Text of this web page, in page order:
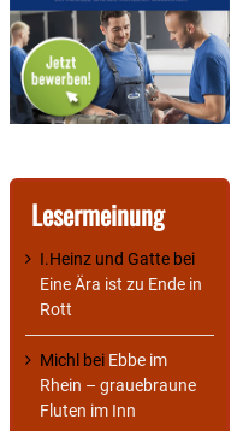
Lesermeinung
I.Heinz und Gatte bei
Eine Ära ist zu Ende in
Rott
Michl bei Ebbe im
Rhein – grauebraune
Fluten im Inn